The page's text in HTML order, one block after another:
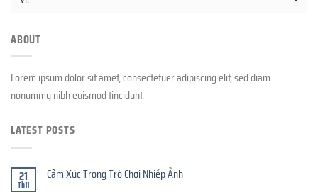
ABOUT
Lorem ipsum dolor sit amet, consectetuer adipiscing elit, sed diam
nonummy nibh euismod tincidunt.
LATEST POSTS
21
Th11
Cảm Xúc Trong Trò Chơi Nhiếp Ảnh